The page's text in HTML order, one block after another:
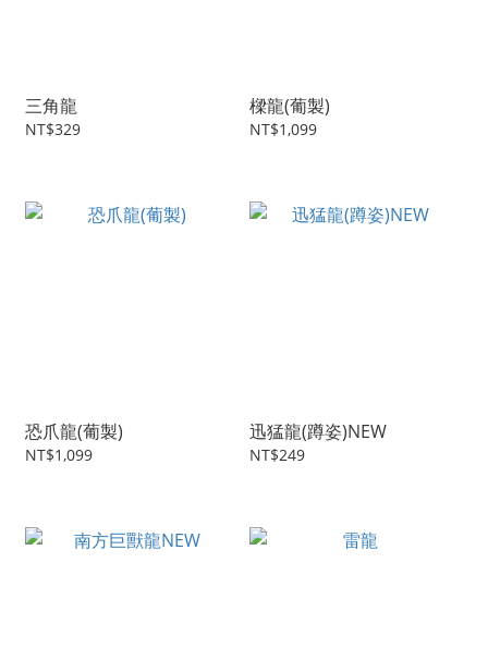
三角龍
NT$329
樑龍(葡製)
NT$1,099
恐爪龍(葡製)
NT$1,099
迅猛龍(蹲姿)NEW
NT$249